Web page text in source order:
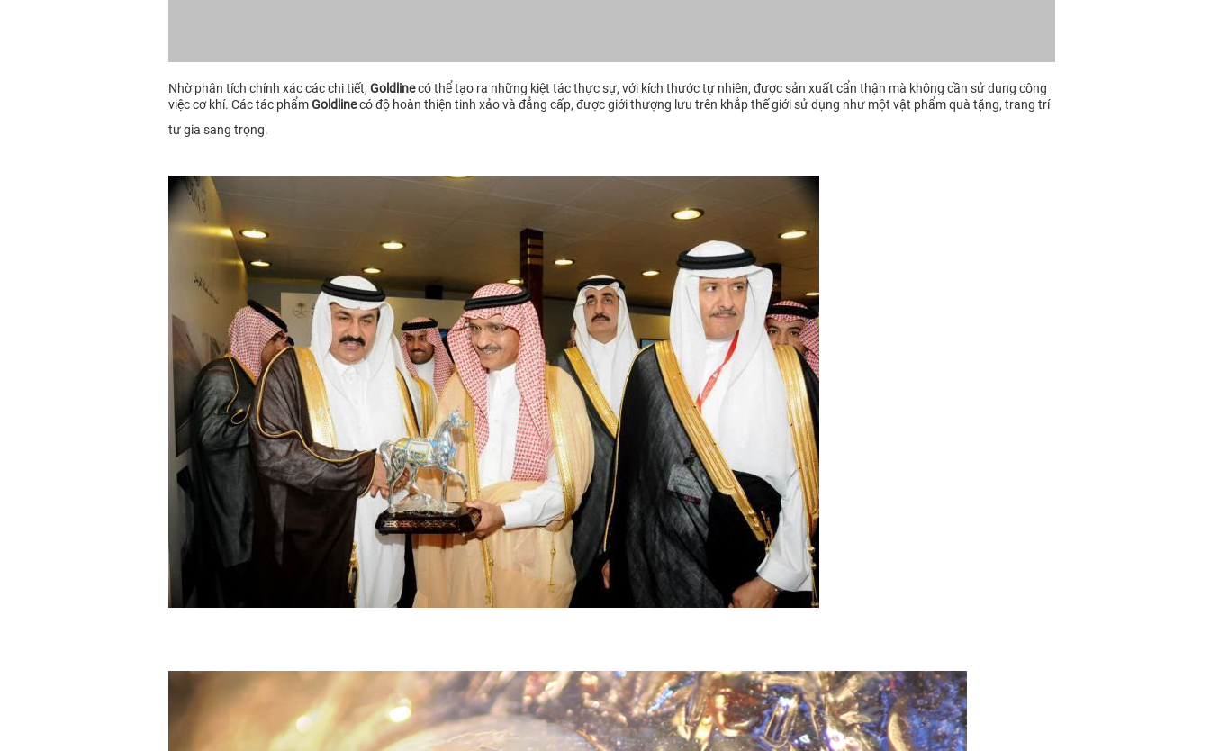
Nhờ phân tích chính xác các chi tiết, Goldlinecó thể tạo ra những kiệt tác thực sự, với kích thước tự nhiên, được sản xuất cẩn thận mà không cần sử dụng công
việc cơ khí. Các tác phẩmGoldlinecó độ hoàn thiện tinh xảo và đẳng cấp, được giới thượng lưu trên khắp thế giới sử dụng như một vật phẩm quà tặng, trang trí
tư gia sang trọng.